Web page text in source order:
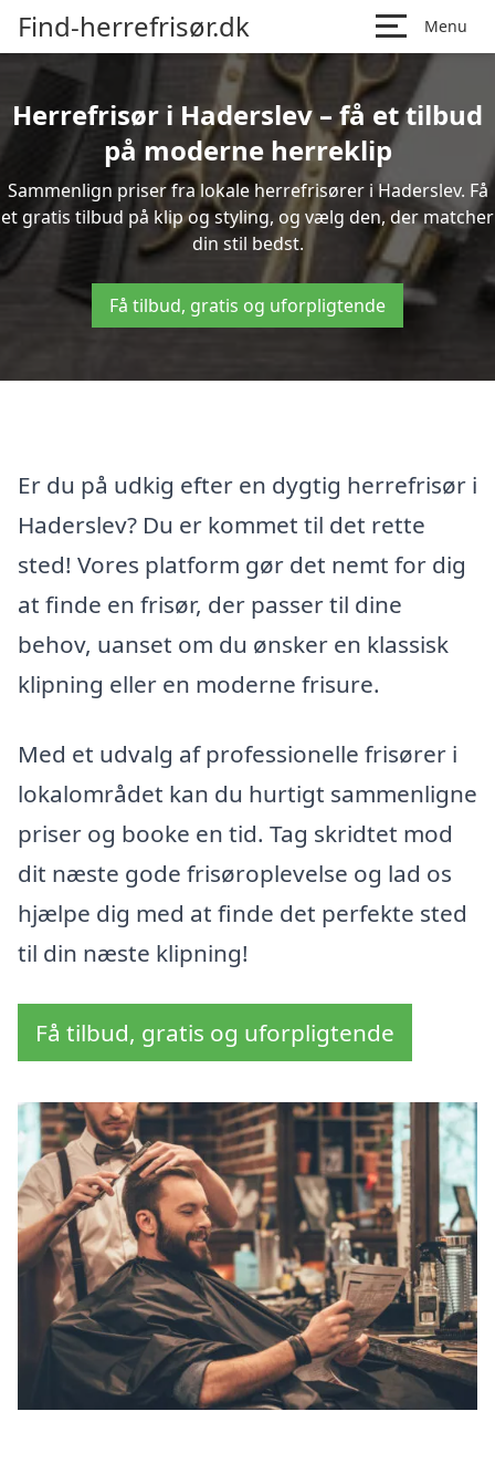
Find-herrefrisør.dk Menu
Herrefrisør i Haderslev – få et tilbud
på moderne herreklip
Sammenlign priser fra lokale herrefrisører i Haderslev. Få
et gratis tilbud på klip og styling, og vælg den, der matcher
din stil bedst.
Få tilbud, gratis og uforpligtende
Er du på udkig efter en dygtig herrefrisør i
Haderslev? Du er kommet til det rette
sted! Vores platform gør det nemt for dig
at finde en frisør, der passer til dine
behov, uanset om du ønsker en klassisk
klipning eller en moderne frisure.
Med et udvalg af professionelle frisører i
lokalområdet kan du hurtigt sammenligne
priser og booke en tid. Tag skridtet mod
dit næste gode frisøroplevelse og lad os
hjælpe dig med at finde det perfekte sted
til din næste klipning!
Få tilbud, gratis og uforpligtende